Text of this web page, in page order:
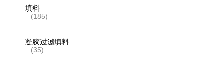
填料
(185)
凝胶过滤填料
(35)